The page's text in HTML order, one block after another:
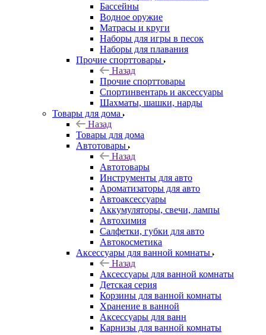
Бассейны
Водное оружие
Матрасы и круги
Наборы для игры в песок
Наборы для плавания
Прочие спорттовары
Назад
Прочие спорттовары
Спортинвентарь и аксессуары
Шахматы, шашки, нарды
Товары для дома
Назад
Товары для дома
Автотовары
Назад
Автотовары
Инструменты для авто
Ароматизаторы для авто
Автоаксессуары
Аккумуляторы, свечи, лампы
Автохимия
Салфетки, губки для авто
Автокосметика
Аксессуары для ванной комнаты
Назад
Аксессуары для ванной комнаты
Детская серия
Корзины для ванной комнаты
Хранение в ванной
Аксессуары для ванн
Карнизы для ванной комнаты